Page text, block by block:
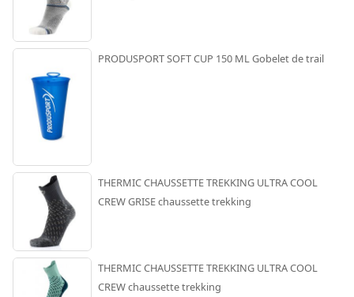
PRODUSPORT SOFT CUP 150 ML Gobelet de trail
THERMIC CHAUSSETTE TREKKING ULTRA COOL
CREW GRISE chaussette trekking
THERMIC CHAUSSETTE TREKKING ULTRA COOL
CREW chaussette trekking